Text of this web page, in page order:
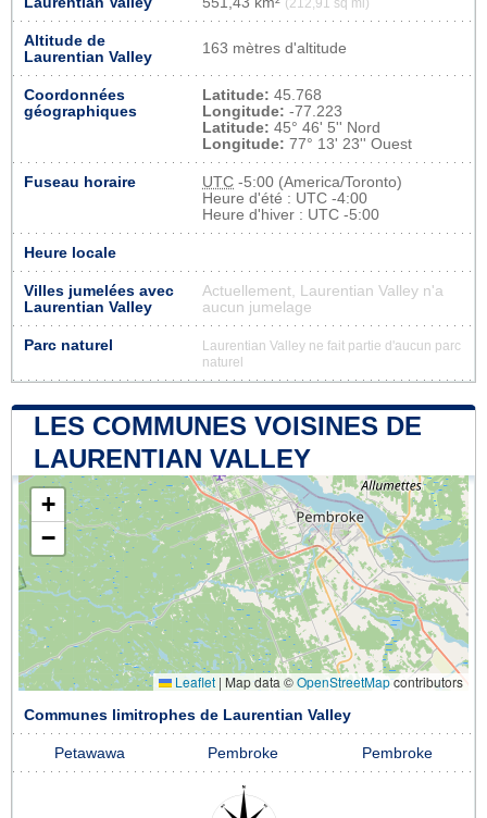
(212,91 sq mi)
Altitude de
Laurentian Valley
163 mètres d'altitude
Coordonnées
géographiques
Latitude: 45.768
Longitude: -77.223
Latitude: 45° 46' 5'' Nord
Longitude: 77° 13' 23'' Ouest
Fuseau horaire UTC -5:00 (America/Toronto)
Heure d'été : UTC -4:00
Heure d'hiver : UTC -5:00
Heure locale
Villes jumelées avec
Laurentian Valley
Actuellement, Laurentian Valley n'a
aucun jumelage
Parc naturel
Laurentian Valley ne fait partie d'aucun parc
naturel
LES COMMUNES VOISINES DE
LAURENTIAN VALLEY
+
−
Leaflet | Map data ©OpenStreetMapcontributors
Communes limitrophes de Laurentian Valley
Petawawa Pembroke Pembroke